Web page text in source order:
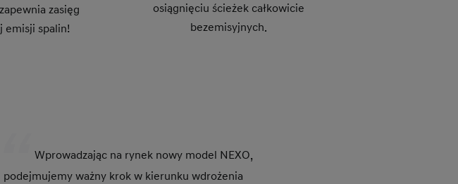
zasięg
emisji spalin!
osiągnięciu ścieżek całkowicie
bezemisyjnych.
Wprowadzając na rynek nowy model NEXO,
podejmujemy ważny krok w kierunku wdrożenia